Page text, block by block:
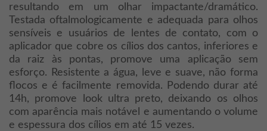
resultando em um olhar impactante/dramático.
Testada oftalmologicamente e adequada para olhos
sensíveis e usuários de lentes de contato, com o
aplicador que cobre os cílios dos cantos, inferiores e
da raiz às pontas, promove uma aplicação sem
esforço. Resistente a água, leve e suave, não forma
flocos e é facilmente removida. Podendo durar até
14h, promove look ultra preto, deixando os olhos
com aparência mais notável e aumentando o volume
e espessura dos cílios em até 15 vezes.